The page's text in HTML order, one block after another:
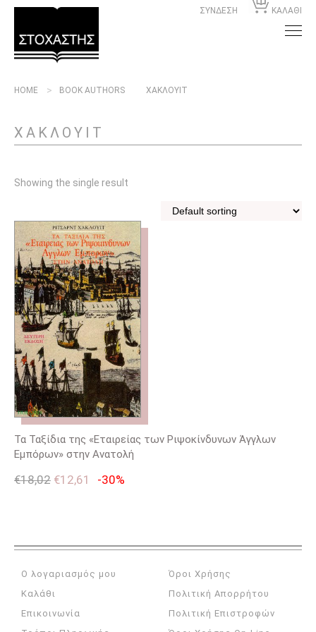
ΣΥΝΔΕΣΗ ΚΑΛΑΘΙ
HOME BOOK AUTHORS ΧΑΚΛΟΥΙΤ
ΧΑΚΛΟΥΙΤ
Showing the single result
Τα Ταξίδια της «Εταιρείας των Ριψοκίνδυνων Άγγλων
Εμπόρων» στην Ανατολή
€18,02 €12,61 -30%
Ο λογαριασμός μου
Καλάθι
Επικοινωνία
Όροι Χρήσης
Πολιτική Απορρήτου
Πολιτική Επιστροφών